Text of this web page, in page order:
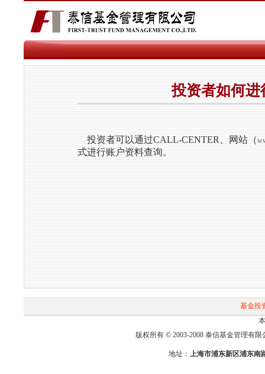
投资者如何
投资者可以通过CALL-CENTER、网站（
式进行账户资料查询。
基金投
版权所有 © 2003-2008 泰信基金管理有限
地址： 上海市浦东新区浦东南